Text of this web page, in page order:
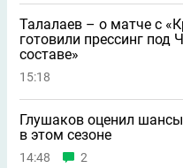
Талалаев – о матче с
готовили прессинг под
составе»
15:18
Глушаков оценил
в этом сезоне
14:48 2